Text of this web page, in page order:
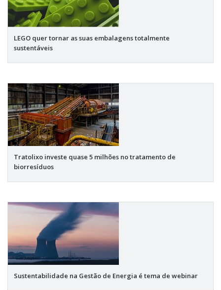
LEGO quer tornar as suas embalagens totalmente
sustentáveis
Tratolixo investe quase 5 milhões no tratamento de
biorresíduos
Sustentabilidade na Gestão de Energia é tema de webinar